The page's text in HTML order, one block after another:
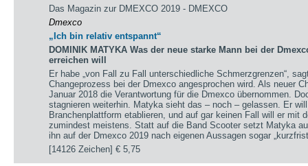
Das Magazin zur DMEXCO 2019 - DMEXCO
Dmexco
„Ich bin relativ entspannt“
DOMINIK MATYKA Was der neue starke Mann bei der
erreichen will
Er habe „von Fall zu Fall unterschiedliche Schmerzgrenzen“,
Changeprozess bei der Dmexco angesprochen wird. Als neuer
Januar 2018 die Verantwortung für die Dmexco übernommen.
stagnieren weiterhin. Matyka sieht das – noch – gelassen. Er
Branchenplattform etablieren, und auf gar keinen Fall will er mit
zumindest meistens. Statt auf die Band Scooter setzt Matyka
ihn auf der Dmexco 2019 nach eigenen Aussagen sogar
[14126 Zeichen]€ 5,75